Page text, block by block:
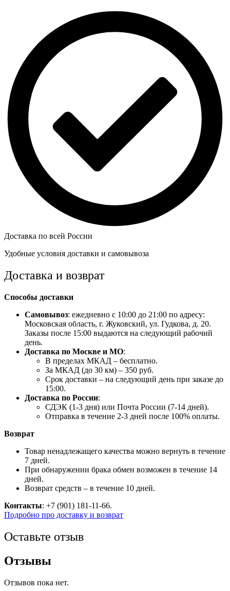
Доставка по всей России
Удобные условия доставки и самовывоза
Доставка и возврат
Способы доставки
Самовывоз: ежедневно с 10:00 до 21:00 по адресу:
Московская область, г. Жуковский, ул. Гудкова, д. 20.
Заказы после 15:00 выдаются на следующий рабочий
день.
Доставка по Москве и МО:
В пределах МКАД – бесплатно.
За МКАД (до 30 км) – 350 руб.
Срок доставки – на следующий день при заказе до
15:00.
Доставка по России:
СДЭК (1-3 дня) или Почта России (7-14 дней).
Отправка в течение 2-3 дней после 100% оплаты.
Возврат
Товар ненадлежащего качества можно вернуть в течение
7 дней.
При обнаружении брака обмен возможен в течение 14
дней.
Возврат средств – в течение 10 дней.
Контакты: +7 (901) 181-11-66.
Подробно про доставку и возврат
Оставьте отзыв
Отзывы
Отзывов пока нет.